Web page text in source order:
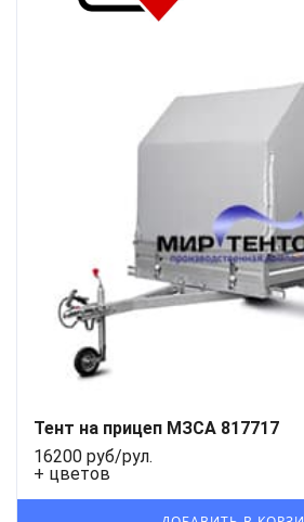
Тент на прицеп МЗСА 817717
16200 руб/рул.
+ цветов